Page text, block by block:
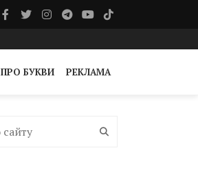
ПРО БУКВИ РЕКЛАМА